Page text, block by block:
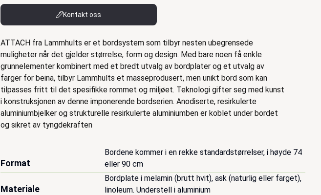
Kontakt oss
ATTACH fra Lammhults er et bordsystem som tilbyr nesten ubegrensede
muligheter når det gjelder størrelse, form og design. Med bare noen få enkle
grunnelementer kombinert med et bredt utvalg av bordplater og et utvalg av
farger for beina, tilbyr Lammhults et masseprodusert, men unikt bord som kan
tilpasses fritt til det spesifikke rommet og miljøet. Teknologi gifter seg med kunst
i konstruksjonen av denne imponerende bordserien. Anodiserte, resirkulerte
aluminiumbjelker og strukturelle resirkulerte aluminiumben er koblet under bordet
og sikret av tyngdekraften
Format
Bordene kommer i en rekke standardstørrelser, i høyde 74
eller 90 cm
Materiale
Bordplate i melamin (brutt hvit), ask (naturlig eller farget),
linoleum. Understell i aluminium